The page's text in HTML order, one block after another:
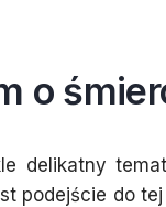
o
delikatny
podejście do